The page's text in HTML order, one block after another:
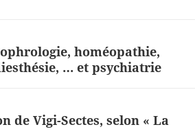
homéopathie,
… et psychiatrie
de Vigi-Sectes, selon « La